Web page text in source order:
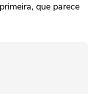
que parece